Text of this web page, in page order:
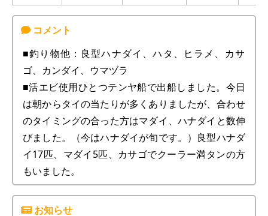
■釣り物他：良型ハナダイ、ハタ、ヒラメ、カサ
ゴ、カンダイ、ウマヅラ
■活エビ使用ひとつテンヤ船で出船しました。今日
は朝からタイの当たりが多くありましたが、合わせ
のタイミングの合った方はマダイ、ハナダイと数伸
びました。（今はハナダイが旬です。）良型ハナダ
イ17匹、マダイ5匹、カサゴでクーラー満タンの方
もいました。